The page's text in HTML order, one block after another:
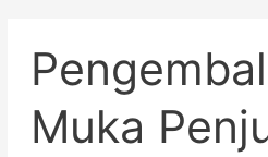
Muka
Uang
Muka
Pembelian